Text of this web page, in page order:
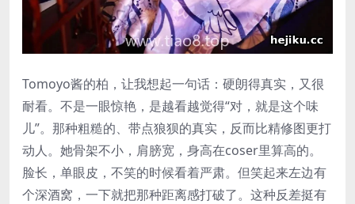
Tomoyo酱的柏，让我想起一句话：硬朗得真实，又很
耐看。不是一眼惊艳，是越看越觉得“对，就是这个味
儿”。那种粗糙的、带点狼狈的真实，反而比精修图更打
动人。她骨架不小，肩膀宽，身高在coser里算高的。
脸长，单眼皮，不笑的时候看着严肃。但笑起来左边有
个深酒窝，一下就把那种距离感打破了。这种反差挺有